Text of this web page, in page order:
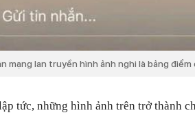
mạng lan truyền hình ảnh nghi là bảng điểm
tức, những hình ảnh trên trở thành